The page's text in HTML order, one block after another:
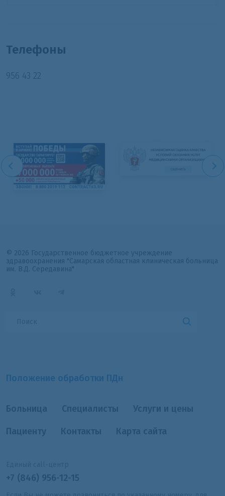
Телефоны
956 43 22
© 2026 Государственное бюджетное учреждение
здравоохранения "Самарская областная клиническая больница
им. В.Д. Середавина"
Положение обработки ПДн
Больница Специалисты Услуги и цены
Пациенту Контакты Карта сайта
+7 (846) 956-12-15